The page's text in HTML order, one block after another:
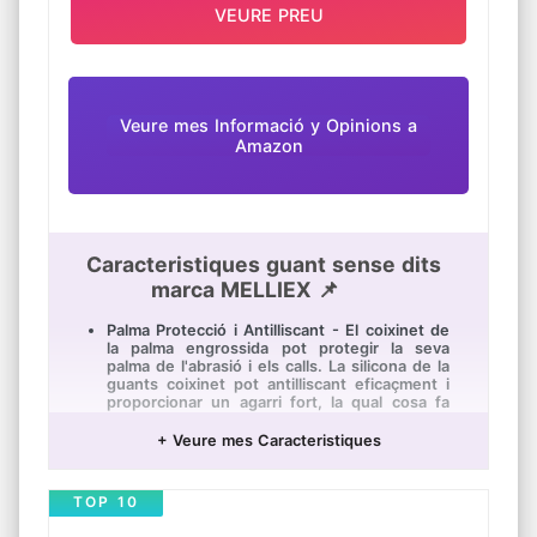
Veure mes Informació y Opinions a
Amazon
Caracteristiques guant sense dits
marca MELLIEX 📌
Palma Protecció i Antilliscant - El coixinet de
la palma engrossida pot protegir la seva
palma de l'abrasió i els calls. La silicona de la
guants coixinet pot antilliscant eficaçment i
proporcionar un agarri fort, la qual cosa fa
Transpirable i Còmode - Els Guants Fitness
mans fresques durant l'exercici, i brinda la
major comoditat d'ús.
VEURE PREU
+ Veure mes Caracteristiques
TOP 10